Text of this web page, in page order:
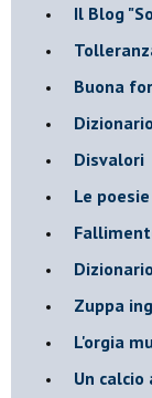
Il Blog
Buona
Disvalori
Le
Zuppa
L'orgia
Un